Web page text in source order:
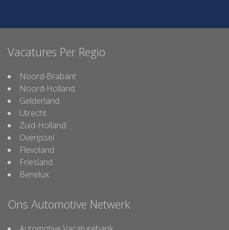
Vacatures Per Regio
Noord-Brabant
Noord-Holland
Gelderland
Utrecht
Zuid-Holland
Overijssel
Flevoland
Friesland
Benelux
Ons Automotive Netwerk